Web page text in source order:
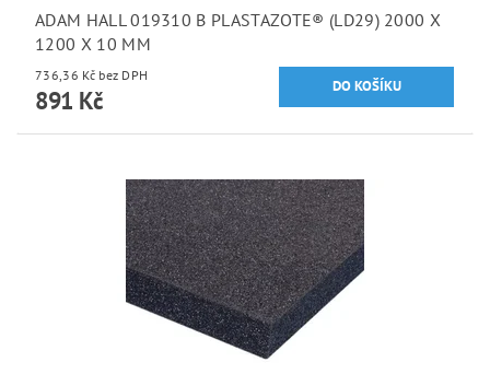
ADAM HALL 019310 B PLASTAZOTE® (LD29) 2000 X
1200 X 10 MM
736,36 Kč bez DPH
891 Kč